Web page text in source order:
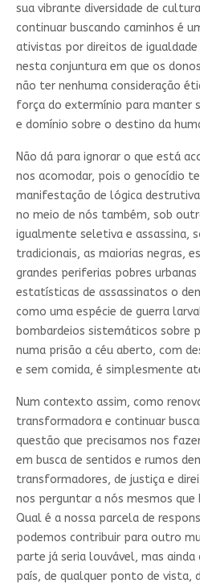
sua vibrante diversidade de
continuar buscando caminhos é
ativistas por direitos de
nesta conjuntura em que os
não ter nenhuma consideração
força do extermínio para manter
e domínio sobre o destino da
Não dá para ignorar o que está
nos acomodar, pois o genocídio
manifestação de lógica
no meio de nós também, sob
igualmente seletiva e assassina,
tradicionais, as maiorias negras,
grandes periferias pobres urbanas
estatísticas de assassinatos o
como uma espécie de guerra
bombardeios sistemáticos sobre
numa prisão a céu aberto, com
e sem comida, é simplesmente
Num contexto assim, como
transformadora e continuar
questão que precisamos nos
em busca de sentidos e rumos
transformadores, de justiça e
nos perguntar a nós mesmos que
Qual é a nossa parcela de
podemos contribuir para outro
parte já seria louvável, mas ainda
país, de qualquer ponto de vista,